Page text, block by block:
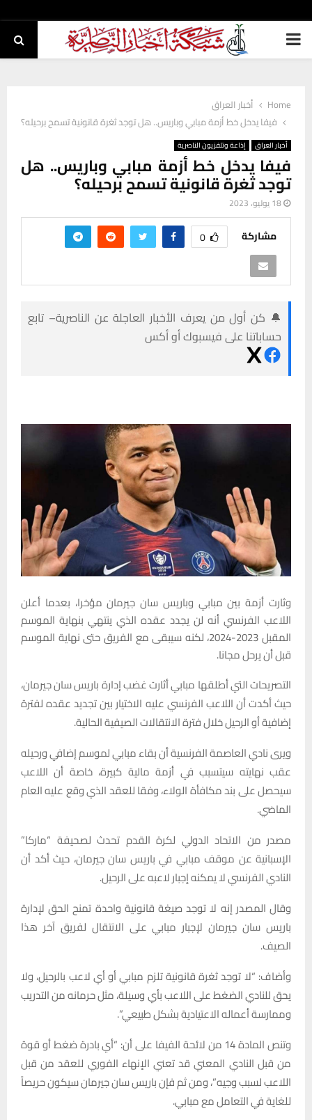
PRIMARY
Home
أخبار العراق
فيفا يدخل خط أزمة مبابي وباريس.. هل توجد ثغرة قانونية تسمح برحيله؟
أخبار العراق إذاعة وتلفزيون الناصرية
فيفا يدخل خط أزمة مبابي وباريس.. هل
توجد ثغرة قانونية تسمح برحيله؟
18 يوليو، 2023
مشاركة 0
🔔 كن أول من يعرف الأخبار العاجلة عن الناصرية– تابع
حساباتنا على فيسبوك أو أكس
وثارت أزمة بين مبابي وباريس سان جيرمان مؤخرا، بعدما أعلن
اللاعب الفرنسي أنه لن يجدد عقده الذي ينتهي بنهاية الموسم
المقبل 2023-2024، لكنه سيبقى مع الفريق حتى نهاية الموسم
قبل أن يرحل مجانا.
التصريحات التي أطلقها مبابي أثارت غضب إدارة باريس سان جيرمان،
حيث أكدت أن اللاعب الفرنسي عليه الاختيار بين تجديد عقده لفترة
إضافية أو الرحيل خلال فترة الانتقالات الصيفية الحالية.
ويرى نادي العاصمة الفرنسية أن بقاء مبابي لموسم إضافي ورحيله
عقب نهايته سيتسبب في أزمة مالية كبيرة، خاصة أن اللاعب
سيحصل على بند مكافأة الولاء، وفقا للعقد الذي وقع عليه العام
الماضي.
مصدر من الاتحاد الدولي لكرة القدم تحدث لصحيفة “ماركا”
الإسبانية عن موقف مبابي في باريس سان جيرمان، حيث أكد أن
النادي الفرنسي لا يمكنه إجبار لاعبه على الرحيل.
وقال المصدر إنه لا توجد صيغة قانونية واحدة تمنح الحق لإدارة
باريس سان جيرمان لإجبار مبابي على الانتقال لفريق آخر هذا
الصيف.
وأضاف: “لا توجد ثغرة قانونية تلزم مبابي أو أي لاعب بالرحيل، ولا
يحق للنادي الضغط على اللاعب بأي وسيلة، مثل حرمانه من التدريب
وممارسة أعماله الاعتيادية بشكل طبيعي”.
وتنص المادة 14 من لائحة الفيفا على أن: “أي بادرة ضغط أو قوة
من قبل النادي المعني قد تعني الإنهاء الفوري للعقد من قبل
اللاعب لسبب وجيه”، ومن ثم فإن باريس سان جيرمان سيكون حريصاً
للغاية في التعامل مع مبابي.